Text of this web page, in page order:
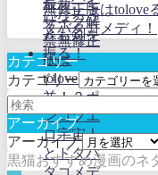
無修正版はtolove
タバタコメディ！
カテゴリー
カテゴリー
アーカイブ
アーカイブ
黒猫おすすめ漫画のネ